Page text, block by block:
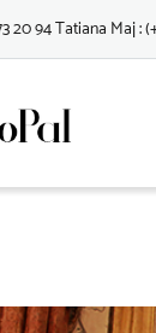
20 94 Tatiana Maj :